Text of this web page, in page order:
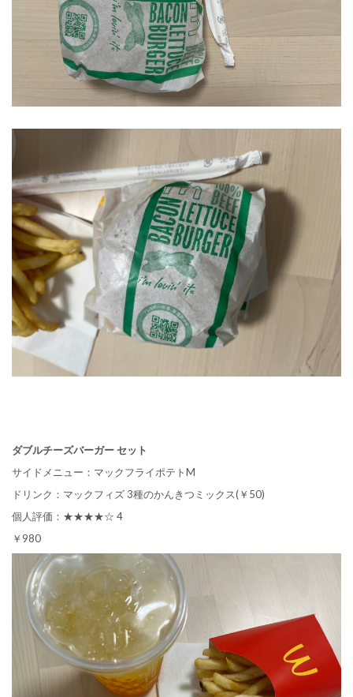
ダブルチーズバーガー セット
サイドメニュー：マックフライポテトM
ドリンク：マックフィズ 3種のかんきつミックス(￥50)
個人評価：★★★★☆ 4
￥980